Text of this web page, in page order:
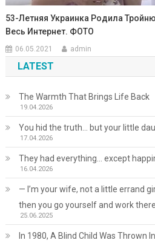
53-Летняя Украинка Родила
Весь Интернет. ФОТО
06.05.2021 admin
LATEST
The Warmth That Brings Life Back
19.04.2026
You hid the truth… but your little
17.04.2026
They had everything… except
16.04.2026
— I’m your wife, not a little errand
then you go yourself and work there
25.06.2025
In 1980, A Blind Child Was Thrown